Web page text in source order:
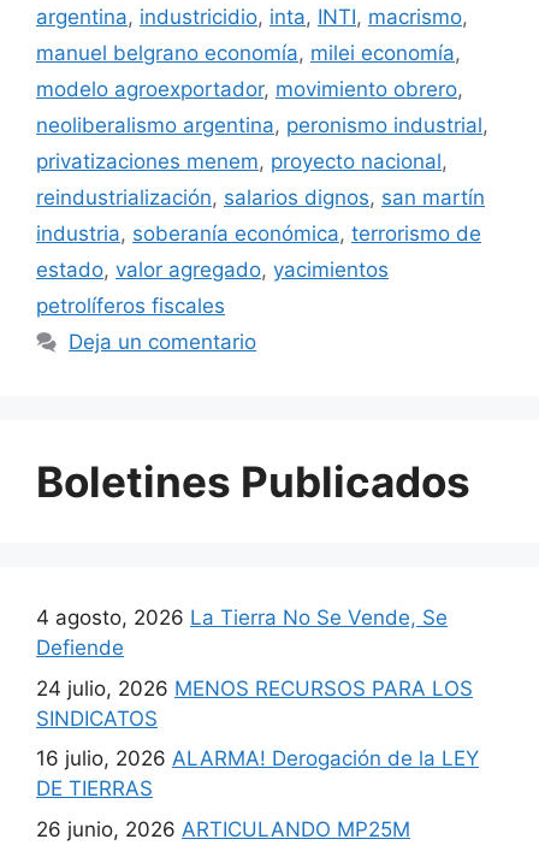
argentina, industricidio, inta, INTI, macrismo,
manuel belgrano economía, milei economía,
modelo agroexportador, movimiento obrero,
neoliberalismo argentina, peronismo industrial,
privatizaciones menem, proyecto nacional,
reindustrialización, salarios dignos, san martín
industria, soberanía económica, terrorismo de
estado, valor agregado, yacimientos
petrolíferos fiscales
Deja un comentario
Boletines Publicados
4 agosto, 2026 La Tierra No Se Vende, Se
Defiende
24 julio, 2026 MENOS RECURSOS PARA LOS
SINDICATOS
16 julio, 2026 ALARMA! Derogación de la LEY
DE TIERRAS
26 junio, 2026 ARTICULANDO MP25M